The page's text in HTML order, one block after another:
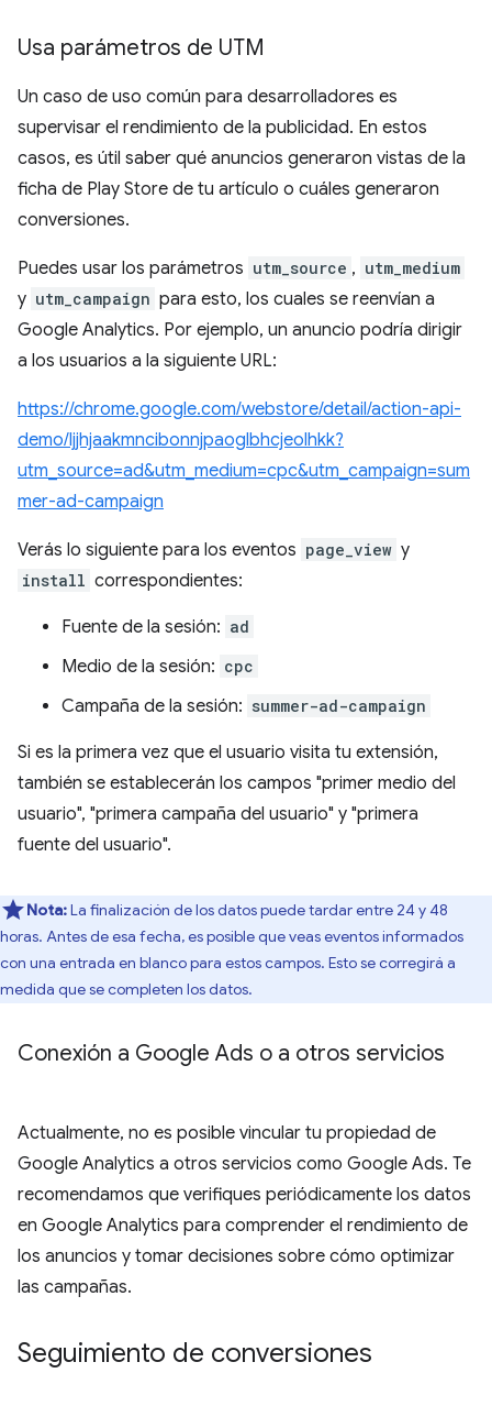
Usa parámetros de UTM
Un caso de uso común para desarrolladores es
supervisar el rendimiento de la publicidad. En estos
casos, es útil saber qué anuncios generaron vistas de la
ficha de Play Store de tu artículo o cuáles generaron
conversiones.
Puedes usar los parámetros utm_source , utm_medium
y utm_campaign para esto, los cuales se reenvían a
Google Analytics. Por ejemplo, un anuncio podría dirigir
a los usuarios a la siguiente URL:
https://chrome.google.com/webstore/detail/action-api-
demo/ljjhjaakmncibonnjpaoglbhcjeolhkk?
utm_source=ad&utm_medium=cpc&utm_campaign=sum
mer-ad-campaign
Verás lo siguiente para los eventos page_view y
install correspondientes:
Fuente de la sesión: ad
Medio de la sesión: cpc
Campaña de la sesión: summer-ad-campaign
Si es la primera vez que el usuario visita tu extensión,
también se establecerán los campos "primer medio del
usuario", "primera campaña del usuario" y "primera
fuente del usuario".
Nota:La finalización de los datos puede tardar entre 24 y 48
horas. Antes de esa fecha, es posible que veas eventos informados
con una entrada en blanco para estos campos. Esto se corregirá a
medida que se completen los datos.
Conexión a Google Ads o a otros servicios
Actualmente, no es posible vincular tu propiedad de
Google Analytics a otros servicios como Google Ads. Te
recomendamos que verifiques periódicamente los datos
en Google Analytics para comprender el rendimiento de
los anuncios y tomar decisiones sobre cómo optimizar
las campañas.
Seguimiento de conversiones